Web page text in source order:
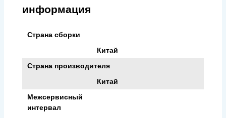
информация
Страна сборки
Китай
Страна производителя
Китай
Межсервисный
интервал